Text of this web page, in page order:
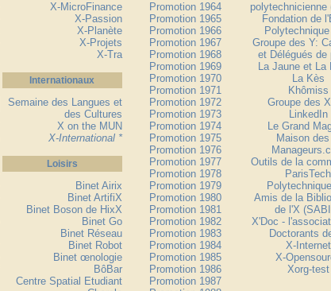
X-MicroFinance
X-Passion
X-Planète
X-Projets
X-Tra
Internationaux
Semaine des Langues et
des Cultures
X on the MUN
X-International *
Loisirs
Binet Airix
Binet ArtifiX
Binet Boson de HixX
Binet Go
Binet Réseau
Binet Robot
Binet œnologie
BôBar
Centre Spatial Etudiant
Promotion 1964
Promotion 1965
Promotion 1966
Promotion 1967
Promotion 1968
Promotion 1969
Promotion 1970
Promotion 1971
Promotion 1972
Promotion 1973
Promotion 1974
Promotion 1975
Promotion 1976
Promotion 1977
Promotion 1978
Promotion 1979
Promotion 1980
Promotion 1981
Promotion 1982
Promotion 1983
Promotion 1984
Promotion 1985
Promotion 1986
Promotion 1987
polytechnicienne
Fondation de
Groupe des Y:
et Délégués de
La Jaune et La
La Kès
Khômiss
Groupe des
LinkedIn
Le Grand
Maison
Outils de la
ParisTech
Amis de la
de l'X
X'Doc -
Doctorants
X-Internet
X-
Xorg-test